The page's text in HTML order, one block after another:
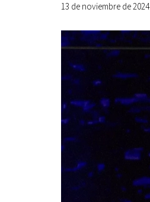
13 de noviembre de 2024